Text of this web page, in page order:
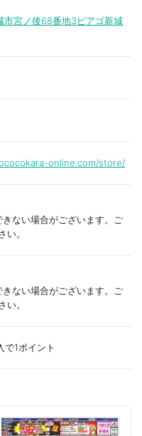
市宮ノ後68番地3ピアゴ新城
online.com/store/
ない場合がございます。ご
い。
ない場合がございます。ご
い。
1ポイント